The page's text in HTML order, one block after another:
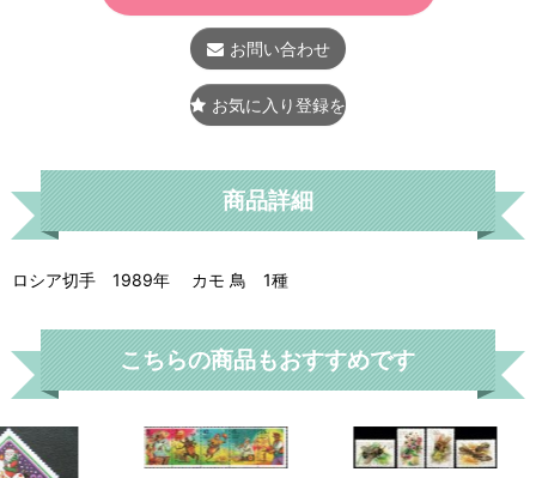
お問い合わせ
お気に入り登録をする
商品詳細
ロシア切手 1989年 カモ 鳥 1種
こちらの商品もおすすめです